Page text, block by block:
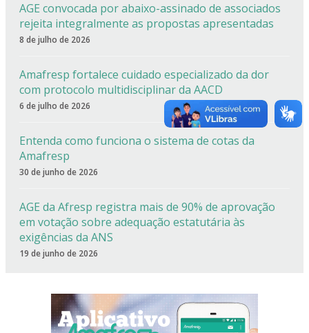
AGE convocada por abaixo-assinado de associados
rejeita integralmente as propostas apresentadas
8 de julho de 2026
Amafresp fortalece cuidado especializado da dor
com protocolo multidisciplinar da AACD
6 de julho de 2026
Entenda como funciona o sistema de cotas da
Amafresp
30 de junho de 2026
AGE da Afresp registra mais de 90% de aprovação
em votação sobre adequação estatutária às
exigências da ANS
19 de junho de 2026